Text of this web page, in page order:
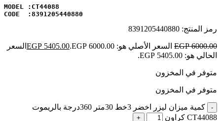
CODE  :8391205440880
رمز المنتج: 8391205440880
EGP6000.00 السعر الأصلي هو: EGP 6000.00. EGP 5405.00
السعر
الحالي هو: EGP 5405.00.
متوفر في المخزون
متوفر في المخزون
كمية ميزان ليزر اخضر 3خط 30متر 360درجة بالريموت
CT44088 كراون